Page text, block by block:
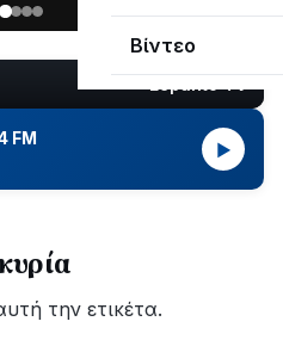
Βίντεο
FM
▶
την ετικέτα.